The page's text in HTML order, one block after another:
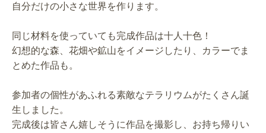
自分だけの小さな世界を作ります。
同じ材料を使っていても完成作品は十人十色！
幻想的な森、花畑や鉱山をイメージしたり、カラーでま
とめた作品も。
参加者の個性があふれる素敵なテラリウムがたくさん誕
生しました。
完成後は皆さん嬉しそうに作品を撮影し、お持ち帰りい